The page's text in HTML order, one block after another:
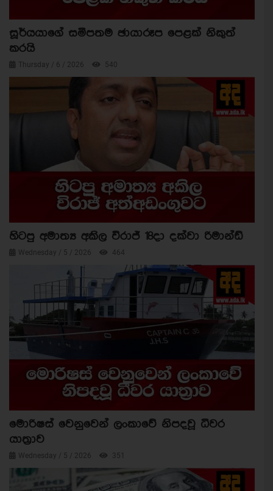
සූර්යයාගේ සමීපතම ඡායාරූප පෙළක් නිකුත්
කරයි
Thursday / 6 / 2026 540
හිටපු අමාත්‍ය අකිල විරාජ් 18දා දක්වා රිමාන්ඩ්
Wednesday / 5 / 2026 464
මොරිෂස් වෙනුවෙන් ලංකාවේ නිපදවූ ධීවර
යාත්‍රාව
Wednesday / 5 / 2026 351